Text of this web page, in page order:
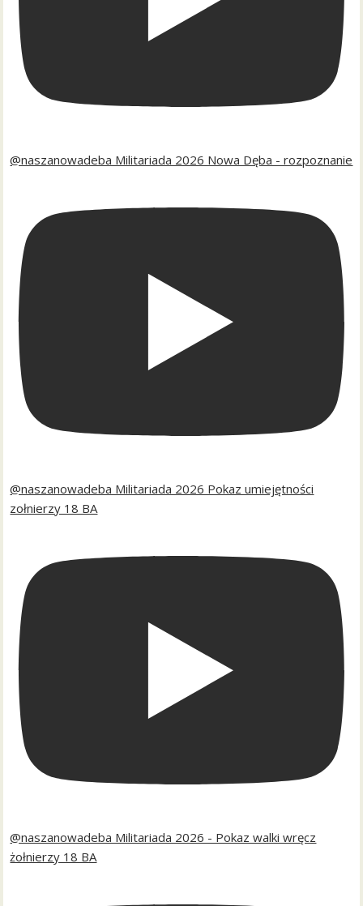
@naszanowadeba Militariada 2026 Nowa Dęba - rozpoznanie
@naszanowadeba Militariada 2026 Pokaz umiejętności
zołnierzy 18 BA
@naszanowadeba Militariada 2026 - Pokaz walki wręcz
żołnierzy 18 BA